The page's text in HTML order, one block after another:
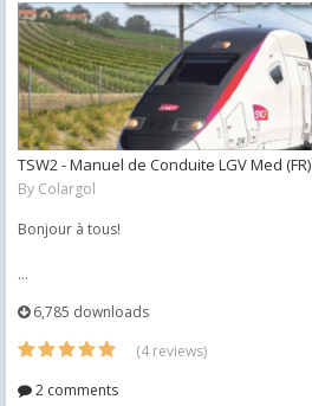
TSW2 - Manuel de Conduite LGV Med (FR)
By Colargol
Bonjour à tous!
...
6,785 downloads
(4 reviews)
2 comments